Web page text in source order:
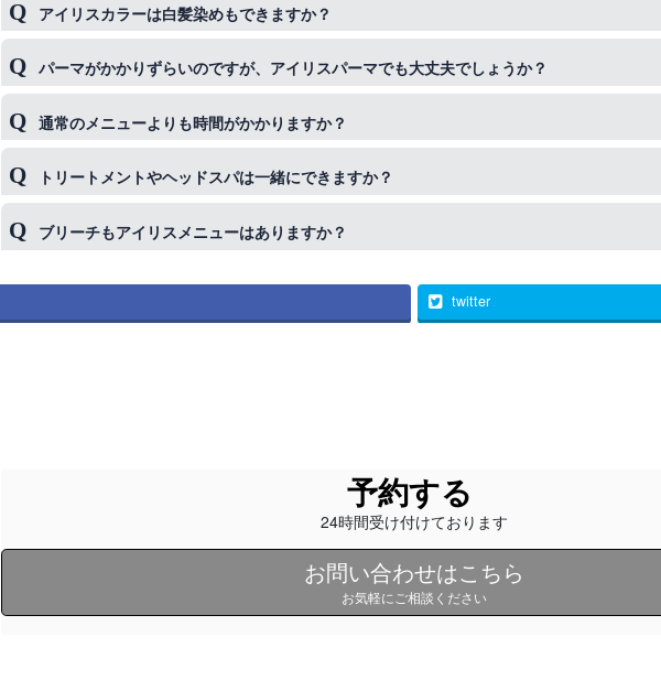
アイリスカラーは白髪染めもできますか？
非常にオススメしております。実際アイリスカラーで白髪染めをされているお客様も非常
ます。
パーマがかかりずらいのですが、アイリスパーマでも大丈夫でしょうか？
はい、機能水によって薬剤の浸透力、反応効率が高まる為、かかりづらい方にもより綺麗
なるのでオススメです。
通常のメニューよりも時間がかかりますか？
はい、大変オススメしております。特にトリートメントと一緒に施術をされると圧倒的な
ると思います。
是非体験してみてください。
トリートメントやヘッドスパは一緒にできますか？
仰向けの状態が苦しくなってしまったり、ホルモンバランスへの影響がある場合がござい
の方への施術はオススメしておりません。
ブリーチもアイリスメニューはありますか？
はい、ご用意しております。ブリーチ時のダメージを大幅にカットしてくれるので大変
twitter
予約する
24時間受け付けております
お問い合わせはこちら
お気軽にご相談ください